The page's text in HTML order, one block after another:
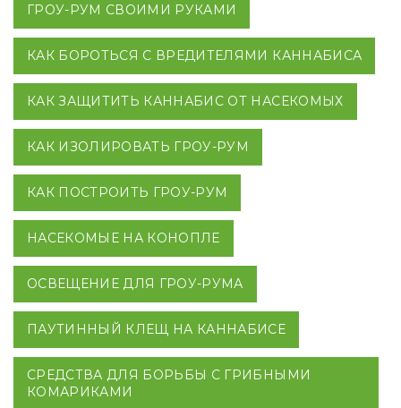
ГРОУ-РУМ СВОИМИ РУКАМИ
КАК БОРОТЬСЯ С ВРЕДИТЕЛЯМИ КАННАБИСА
КАК ЗАЩИТИТЬ КАННАБИС ОТ НАСЕКОМЫХ
КАК ИЗОЛИРОВАТЬ ГРОУ-РУМ
КАК ПОСТРОИТЬ ГРОУ-РУМ
НАСЕКОМЫЕ НА КОНОПЛЕ
ОСВЕЩЕНИЕ ДЛЯ ГРОУ-РУМА
ПАУТИННЫЙ КЛЕЩ НА КАННАБИСЕ
СРЕДСТВА ДЛЯ БОРЬБЫ С ГРИБНЫМИ
КОМАРИКАМИ